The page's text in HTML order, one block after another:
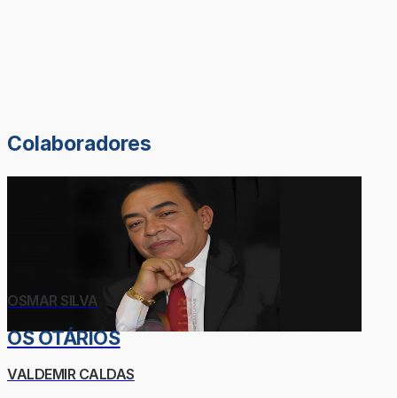
Colaboradores
OSMAR SILVA
OS OTÁRIOS
VALDEMIR CALDAS